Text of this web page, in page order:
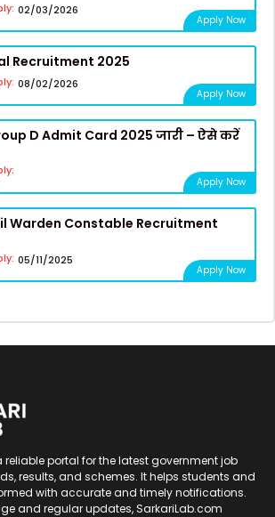
02/03/2026
Apply Now
Recruitment 2025
08/02/2026
Apply Now
D Admit Card 2025 जारी – ऐसे करें
Apply Now
Warden Constable Recruitment
05/11/2025
Apply Now
reliable portal for the latest government job
results, and schemes. It helps students and
with accurate and timely notifications.
and regular updates, SarkariLab.com